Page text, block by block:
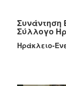
ΠΟΛΙΤΙΣΜΟΣ
Συνάντηση
Σύλλογο
Ηράκλειο-